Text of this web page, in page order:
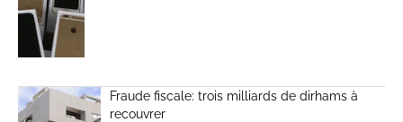
Fraude fiscale: trois milliards de dirhams à
recouvrer